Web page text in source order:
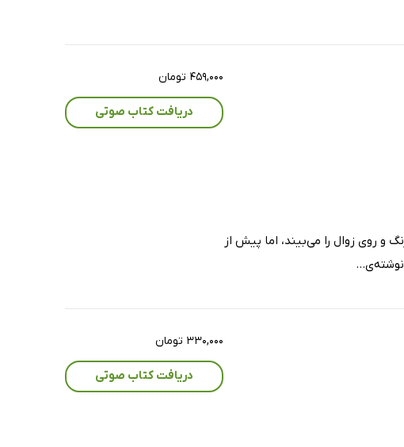
روی زوال را می‌بیند، اما پیش از
۴۵۹,۰۰۰ تومان
دریافت کتاب صوتی
۳۳۰,۰۰۰ تومان
دریافت کتاب صوتی